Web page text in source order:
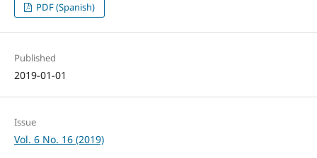
PDF (Spanish)
Published
2019-01-01
Issue
Vol. 6 No. 16 (2019)